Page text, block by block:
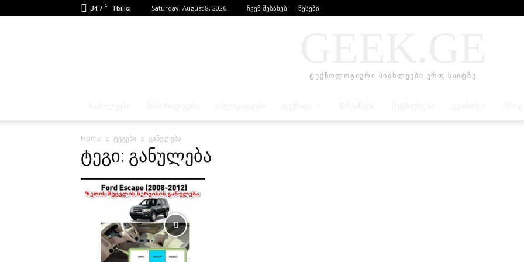
34.7 C Tbilisi Saturday, August 8, 2026 ჩვენ შესახებ წესები
ტექნოლოგიური სიახლეები ერთ საიტზე
Home ტეგები განულება
ტეგი: განულება